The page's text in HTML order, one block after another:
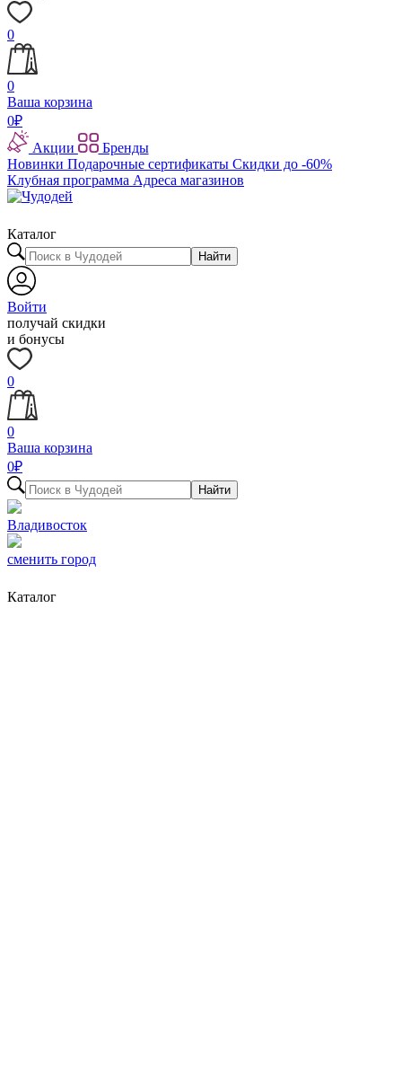
0
0
Ваша корзина
0₽
Акции
Бренды
Новинки Подарочные сертификаты Скидки до -60%
Клубная программа Адреса магазинов
Каталог
Найти
Войти
получай скидки
и бонусы
0
0
Ваша корзина
0₽
Найти
Владивосток
сменить город
Каталог